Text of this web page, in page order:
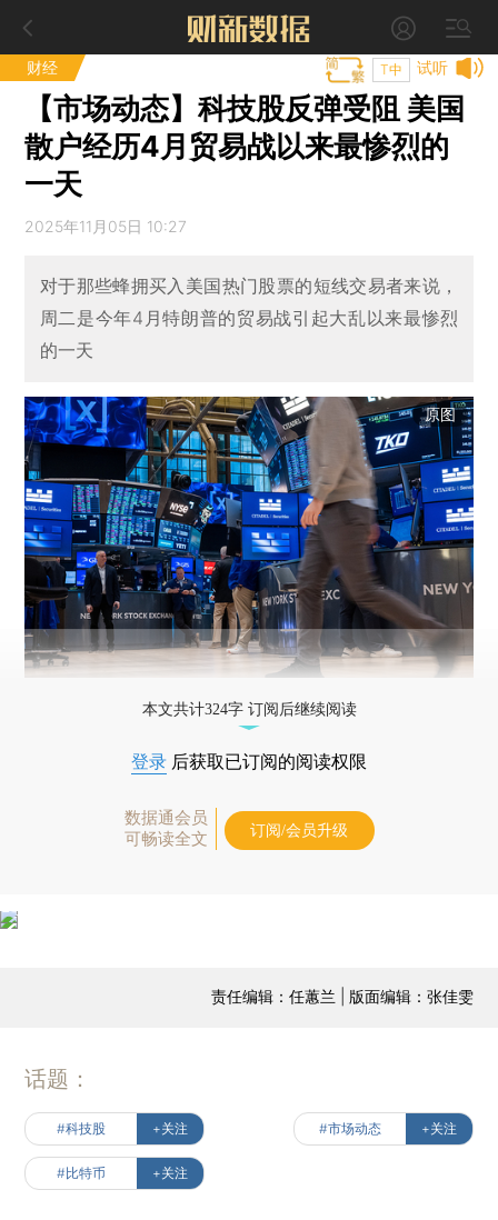
财经 试听
T中
【市场动态】科技股反弹受阻 美国
散户经历4月贸易战以来最惨烈的
一天
2025年11月05日 10:27
对于那些蜂拥买入美国热门股票的短线交易者来说，
周二是今年4月特朗普的贸易战引起大乱以来最惨烈
的一天
原图
本文共计324字 订阅后继续阅读
登录 后获取已订阅的阅读权限
数据通会员
可畅读全文
订阅/会员升级
责任编辑：任蕙兰 | 版面编辑：张佳雯
话题：
#科技股 +关注 #市场动态 +关注
#比特币 +关注